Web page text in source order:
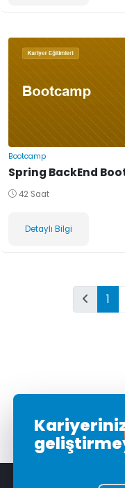
Bootcamp
Spring BackEnd
42 Saat
Detaylı Bilgi
1